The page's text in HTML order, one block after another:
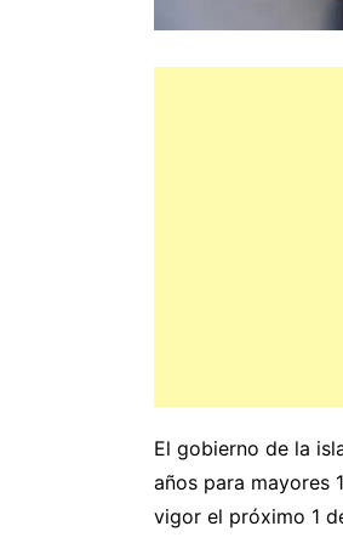
El gobierno de la
años para mayores
vigor el próximo 1